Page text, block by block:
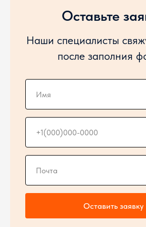
Оставьте
Наши специалисты
после заполния
Оставить заявку